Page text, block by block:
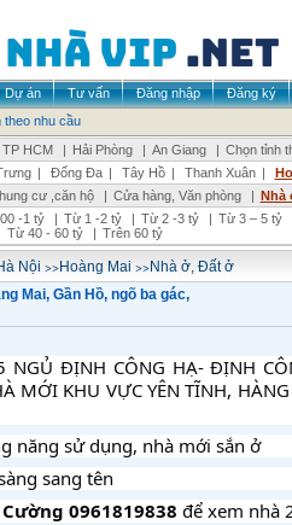
Dự án Tư vấn Đăng nhập Đăng ký
theo nhu cầu
TP HCM | Hải Phòng | An Giang | Chọn tỉnh
| Đống Đa | Tây Hồ | Thanh Xuân |
cư ,căn hộ | Cửa hàng, Văn phòng | Nhà
-1 tỷ | Từ 1 -2 tỷ | Từ 2 -3 tỷ | Từ 3 – 5 tỷ
Từ 40 - 60 tỷ | Trên 60 tỷ
Nội >>Hoàng Mai >>Nhà ở, Đất ở
Mai, Gần Hồ, ngõ ba gác,
NGỦ ĐỊNH CÔNG HẠ- ĐỊNH
MỚI KHU VỰC YÊN TĨNH,
năng sử dụng, nhà mới sắn ở
sang tên
0961819838 để xem nhà